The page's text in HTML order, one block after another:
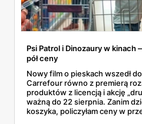
Psi Patrol i Dinozaury w
pół ceny
Nowy film o pieskach wszedł
Carrefour równo z premierą
produktów z licencją i akcję
ważną do 22 sierpnia. Zanim
koszyka, policzyłam ceny w